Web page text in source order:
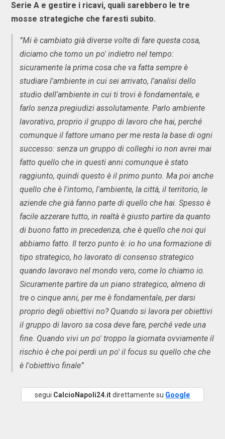
Serie A e gestire i ricavi, quali sarebbero le tre
mosse strategiche che faresti subito.
”Mi è cambiato già diverse volte di fare questa cosa,
diciamo che torno un po' indietro nel tempo:
sicuramente la prima cosa che va fatta sempre è
studiare l'ambiente in cui sei arrivato, l'analisi dello
studio dell'ambiente in cui ti trovi è fondamentale, e
farlo senza pregiudizi assolutamente. Parlo ambiente
lavorativo, proprio il gruppo di lavoro che hai, perché
comunque il fattore umano per me resta la base di ogni
successo: senza un gruppo di colleghi io non avrei mai
fatto quello che in questi anni comunque è stato
raggiunto, quindi questo è il primo punto. Ma poi anche
quello che è l'intorno, l'ambiente, la città, il territorio, le
aziende che già fanno parte di quello che hai. Spesso è
facile azzerare tutto, in realtà è giusto partire da quanto
di buono fatto in precedenza, che è quello che noi qui
abbiamo fatto. Il terzo punto è: io ho una formazione di
tipo strategico, ho lavorato di consenso strategico
quando lavoravo nel mondo vero, come lo chiamo io.
Sicuramente partire da un piano strategico, almeno di
tre o cinque anni, per me è fondamentale, per darsi
proprio degli obiettivi no? Quando si lavora per obiettivi
il gruppo di lavoro sa cosa deve fare, perché vede una
fine. Quando vivi un po' troppo la giornata ovviamente il
rischio è che poi perdi un po' il focus su quello che che
è l'obiettivo finale”
segui CalcioNapoli24.itdirettamente su Google